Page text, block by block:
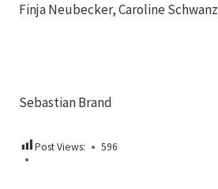
Finja Neubecker, Caroline Schwanz
Sebastian Brand
Post Views: 596